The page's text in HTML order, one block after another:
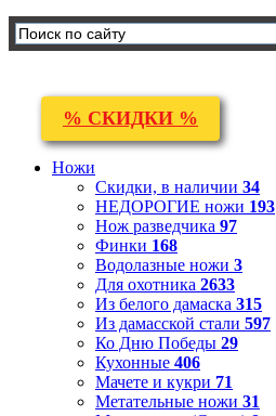
% СКИДКИ %
Ножи
Скидки, в наличии 34
НЕДОРОГИЕ ножи 193
Нож разведчика 97
Финки 168
Водолазные ножи 3
Для охотника 2633
Из белого дамаска 315
Из дамасской стали 597
Ко Дню Победы 29
Кухонные 406
Мачете и кукри 71
Метательные ножи 31